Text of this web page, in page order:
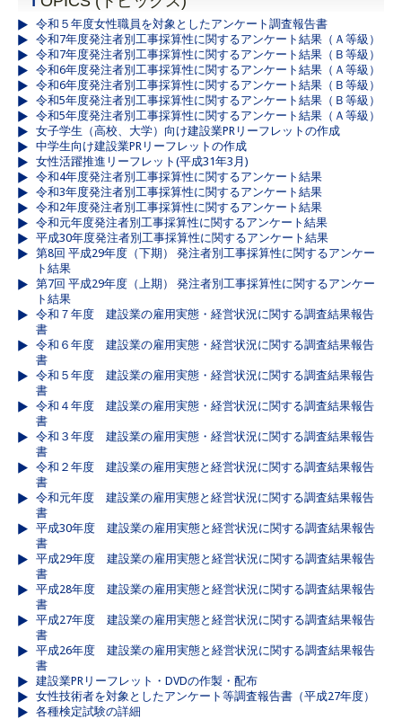
令和５年度女性職員を対象としたアンケート調査報告書
令和7年度発注者別工事採算性に関するアンケート結果（Ａ等級）
令和7年度発注者別工事採算性に関するアンケート結果（Ｂ等級）
令和6年度発注者別工事採算性に関するアンケート結果（Ａ等級）
令和6年度発注者別工事採算性に関するアンケート結果（Ｂ等級）
令和5年度発注者別工事採算性に関するアンケート結果（Ｂ等級）
令和5年度発注者別工事採算性に関するアンケート結果（Ａ等級）
女子学生（高校、大学）向け建設業PRリーフレットの作成
中学生向け建設業PRリーフレットの作成
女性活躍推進リーフレット(平成31年3月)
令和4年度発注者別工事採算性に関するアンケート結果
令和3年度発注者別工事採算性に関するアンケート結果
令和2年度発注者別工事採算性に関するアンケート結果
令和元年度発注者別工事採算性に関するアンケート結果
平成30年度発注者別工事採算性に関するアンケート結果
第8回 平成29年度（下期） 発注者別工事採算性に関するアンケー
ト結果
第7回 平成29年度（上期） 発注者別工事採算性に関するアンケー
ト結果
令和７年度 建設業の雇用実態・経営状況に関する調査結果報告
書
令和６年度 建設業の雇用実態・経営状況に関する調査結果報告
書
令和５年度 建設業の雇用実態・経営状況に関する調査結果報告
書
令和４年度 建設業の雇用実態・経営状況に関する調査結果報告
書
令和３年度 建設業の雇用実態・経営状況に関する調査結果報告
書
令和２年度 建設業の雇用実態と経営状況に関する調査結果報告
書
令和元年度 建設業の雇用実態と経営状況に関する調査結果報告
書
平成30年度 建設業の雇用実態と経営状況に関する調査結果報告
書
平成29年度 建設業の雇用実態と経営状況に関する調査結果報告
書
平成28年度 建設業の雇用実態と経営状況に関する調査結果報告
書
平成27年度 建設業の雇用実態と経営状況に関する調査結果報告
書
平成26年度 建設業の雇用実態と経営状況に関する調査結果報告
書
建設業PRリーフレット・DVDの作製・配布
女性技術者を対象としたアンケート等調査報告書（平成27年度）
各種検定試験の詳細